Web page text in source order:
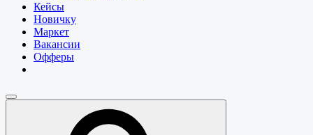
Кейсы
Новичку
Маркет
Вакансии
Офферы